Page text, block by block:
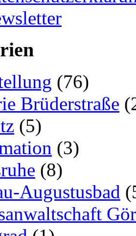
(76)
Brüderstraße
(5)
(3)
(8)
Augustusbad